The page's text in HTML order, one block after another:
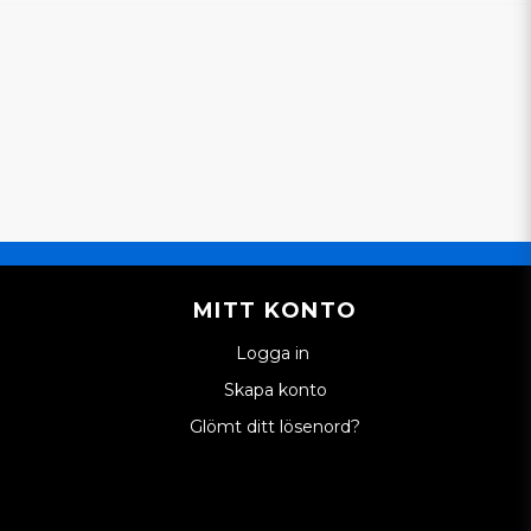
MITT KONTO
Logga in
Skapa konto
Glömt ditt lösenord?